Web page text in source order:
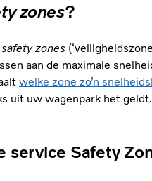
zones?
safety zones
aan de maximale
welke zone zo’n
uit uw wagenpark het geldt.
service Safety